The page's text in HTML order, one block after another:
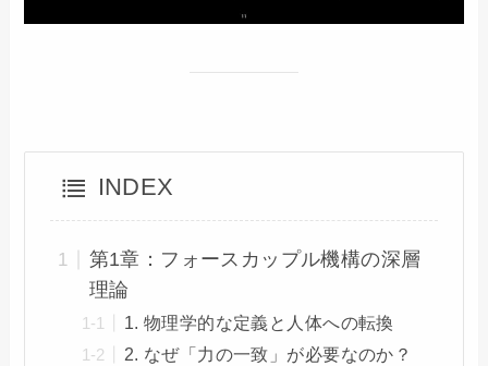
INDEX
第1章：フォースカップル機構の深層
理論
1. 物理学的な定義と人体への転換
2. なぜ「力の一致」が必要なのか？